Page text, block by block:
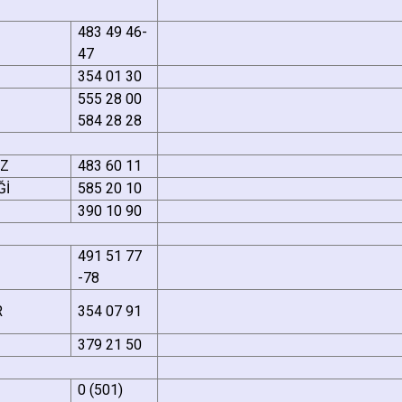
483 49 46-
47
354 01 30
555 28 00
584 28 28
483 60 11
585 20 10
390 10 90
491 51 77
-78
354 07 91
379 21 50
0 (501)